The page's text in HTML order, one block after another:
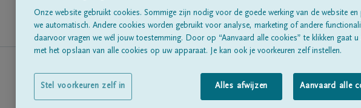
Alle rouwberichtenOver ons
Onze website gebruikt cookies. Sommige zijn nodig voor de goede werking van de website en
we automatisch. Andere cookies worden gebruikt voor analyse, marketing of andere
daarvoor vragen we wél jouw toestemming. Door op “Aanvaard alle cookies” te klikken gaat u
met het opslaan van alle cookies op uw apparaat. Je kan ook je voorkeuren zelf instellen.
Alles afwijzen Aanvaard alle
Stel voorkeuren zelf in